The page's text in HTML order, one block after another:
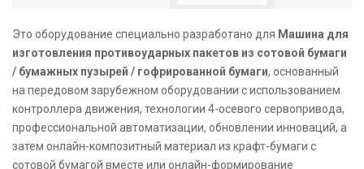
Это оборудование специально разработано для Машина для
изготовления противоударных пакетов из сотовой бумаги
/ бумажных пузырей / гофрированной бумаги, основанный
на передовом зарубежном оборудовании с использованием
контроллера движения, технологии 4-осевого сервопривода,
профессиональной автоматизации, обновлении инноваций, а
затем онлайн-композитный материал из крафт-бумаги с
сотовой бумагой вместе или онлайн-формирование